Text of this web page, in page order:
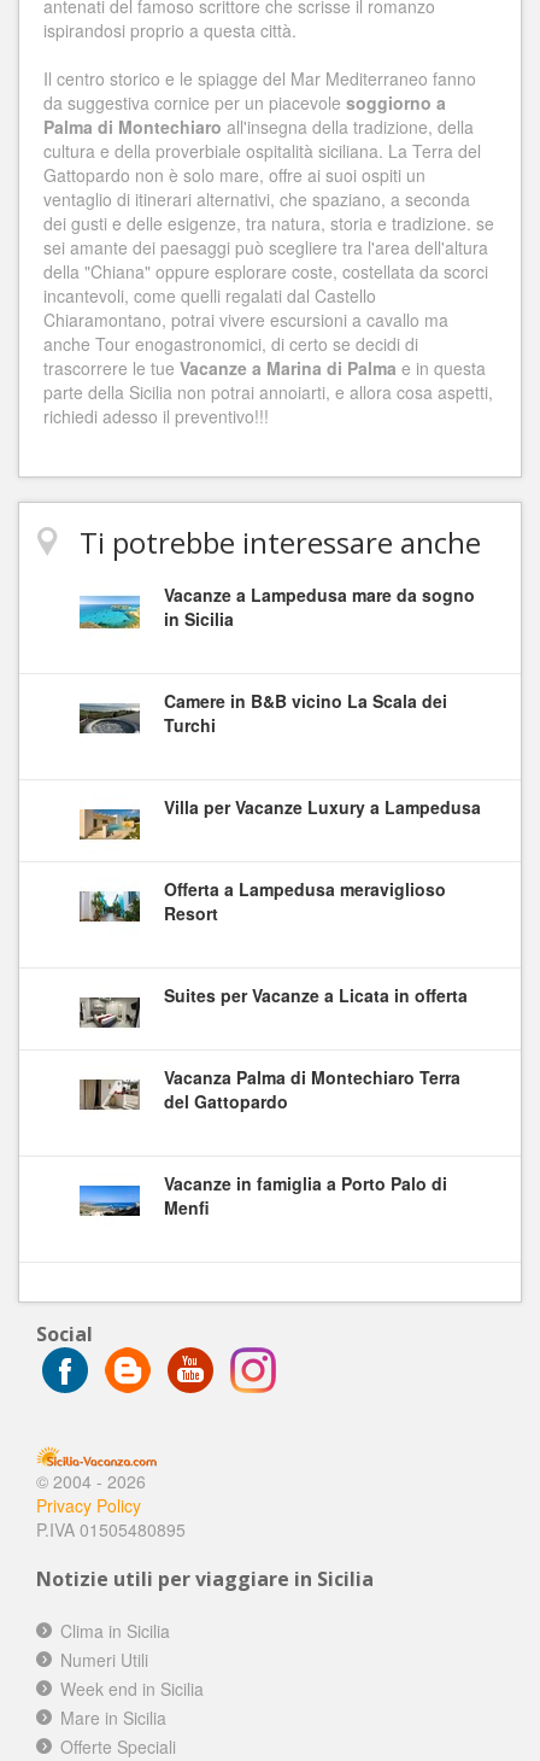
antenati del famoso scrittore che scrisse il romanzo
ispirandosi proprio a questa città.
Il centro storico e le spiagge del Mar Mediterraneo fanno
da suggestiva cornice per un piacevole soggiorno a
Palma di Montechiaro all'insegna della tradizione, della
cultura e della proverbiale ospitalità siciliana. La Terra del
Gattopardo non è solo mare, offre ai suoi ospiti un
ventaglio di itinerari alternativi, che spaziano, a seconda
dei gusti e delle esigenze, tra natura, storia e tradizione. se
sei amante dei paesaggi può scegliere tra l'area dell'altura
della "Chiana" oppure esplorare coste, costellata da scorci
incantevoli, come quelli regalati dal Castello
Chiaramontano, potrai vivere escursioni a cavallo ma
anche Tour enogastronomici, di certo se decidi di
trascorrere le tue Vacanze a Marina di Palma e in questa
parte della Sicilia non potrai annoiarti, e allora cosa aspetti,
richiedi adesso il preventivo!!!
Ti potrebbe interessare anche
Vacanze a Lampedusa mare da sogno
in Sicilia
Camere in B&B vicino La Scala dei
Turchi
Villa per Vacanze Luxury a Lampedusa
Offerta a Lampedusa meraviglioso
Resort
Suites per Vacanze a Licata in offerta
Vacanza Palma di Montechiaro Terra
del Gattopardo
Vacanze in famiglia a Porto Palo di
Menfi
Social
© 2004 - 2026
Privacy Policy
P.IVA 01505480895
Notizie utili per viaggiare in Sicilia
Clima in Sicilia
Numeri Utili
Week end in Sicilia
Mare in Sicilia
Offerte Speciali